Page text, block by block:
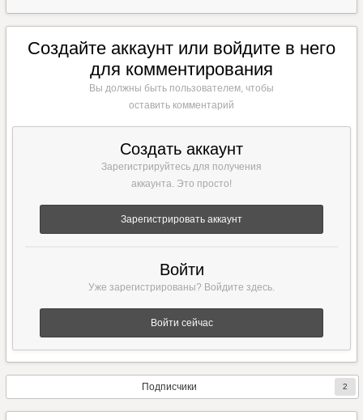
Создайте аккаунт или войдите в него
для комментирования
Вы должны быть пользователем, чтобы
оставить комментарий
Создать аккаунт
Зарегистрируйтесь для получения
аккаунта. Это просто!
Зарегистрировать аккаунт
Войти
Уже зарегистрированы? Войдите здесь.
Войти сейчас
Подписчики 2